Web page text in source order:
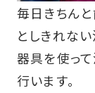
毎日きちんと
としきれな
器具を使って
行います。